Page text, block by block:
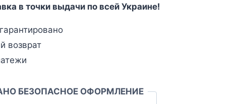
в точки выдачи по всей Украине!
возврат
БЕЗОПАСНОЕ ОФОРМЛЕНИЕ